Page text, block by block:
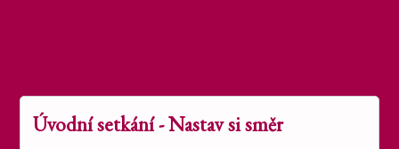
Úvodní setkání - Nastav si směr